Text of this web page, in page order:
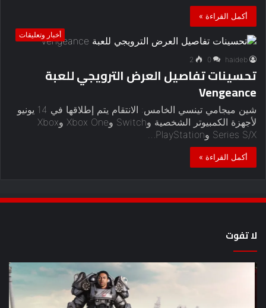
أكمل القراءة »
أخبار وتعليقات
haideb
0
2
تحسينات تفاصيل العرض الترويجي للعبة
Vengeance
شين ميجامي تينسي الخامس: الانتقام يتم إطلاقها في 14 يونيو
لأجهزة الكمبيوتر الشخصية وSwitch وXbox One وXbox
Series S/X وPlayStation…
أكمل القراءة »
لا تفوت
8